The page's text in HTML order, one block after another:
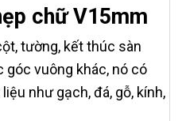
chữ V15mm
tường, kết thúc sàn
góc vuông khác, nó có
như gạch, đá, gỗ, kính,